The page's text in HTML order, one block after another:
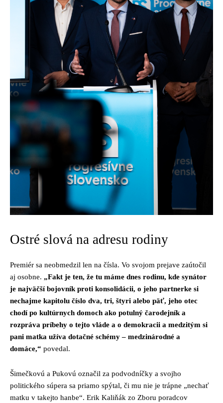
Ostré slová na adresu rodiny
Premiér sa neobmedzil len na čísla. Vo svojom prejave zaútočil
aj osobne. „Fakt je ten, že tu máme dnes rodinu, kde synátor
je najväčší bojovník proti konsolidácii, o jeho partnerke si
nechajme kapitolu číslo dva, tri, štyri alebo päť, jeho otec
chodí po kultúrnych domoch ako potulný čarodejník a
rozpráva príbehy o tejto vláde a o demokracii a medzitým si
pani matka užíva dotačné schémy – medzinárodné a
domáce,“ povedal.
Šimečkovú a Pukovú označil za podvodníčky a svojho
politického súpera sa priamo spýtal, či mu nie je trápne „nechať
matku v takejto hanbe“. Erik Kaliňák zo Zboru poradcov